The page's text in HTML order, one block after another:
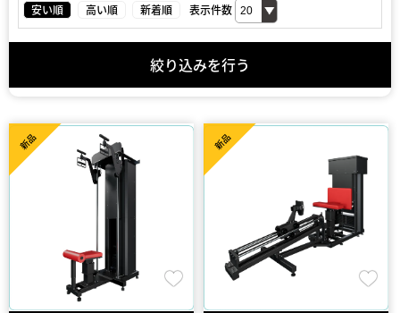
安い順
高い順 新着順 表示件数
絞り込みを行う
新品 新品